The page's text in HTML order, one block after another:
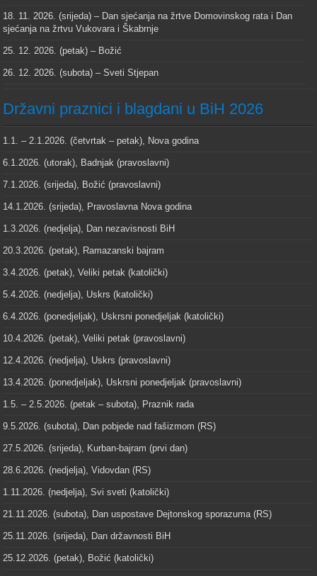
18. 11. 2026. (srijeda) – Dan sjećanja na žrtve Domovinskog rata i Dan
sjećanja na žrtvu Vukovara i Škabrnje
25. 12. 2026. (petak) – Božić
26. 12. 2026. (subota) – Sveti Stjepan
Državni praznici i blagdani u BiH 2026
1.1. – 2.1.2026. (četvrtak – petak), Nova godina
6.1.2026. (utorak), Badnjak (pravoslavni)
7.1.2026. (srijeda), Božić (pravoslavni)
14.1.2026. (srijeda), Pravoslavna Nova godina
1.3.2026. (nedjelja), Dan nezavisnosti BiH
20.3.2026. (petak), Ramazanski bajram
3.4.2026. (petak), Veliki petak (katolički)
5.4.2026. (nedjelja), Uskrs (katolički)
6.4.2026. (ponedjeljak), Uskrsni ponedjeljak (katolički)
10.4.2026. (petak), Veliki petak (pravoslavni)
12.4.2026. (nedjelja), Uskrs (pravoslavni)
13.4.2026. (ponedjeljak), Uskrsni ponedjeljak (pravoslavni)
1.5. – 2.5.2026. (petak – subota), Praznik rada
9.5.2026. (subota), Dan pobjede nad fašizmom (RS)
27.5.2026. (srijeda), Kurban-bajram (prvi dan)
28.6.2026. (nedjelja), Vidovdan (RS)
1.11.2026. (nedjelja), Svi sveti (katolički)
21.11.2026. (subota), Dan uspostave Dejtonskog sporazuma (RS)
25.11.2026. (srijeda), Dan državnosti BiH
25.12.2026. (petak), Božić (katolički)